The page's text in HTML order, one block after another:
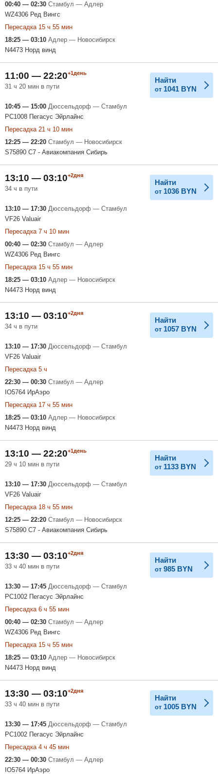
00:40 — 02:30 Стамбул — Адлер
WZ4306 Ред Вингс
Пересадка 15 ч 55 мин
18:25 — 03:10 Адлер — Новосибирск
N4473 Норд винд
11:00 — 22:20+1день
31 ч 20 мин в пути
Найти
от 1041 BYN
10:45 — 15:00 Дюссельдорф — Стамбул
PC1008 Пегасус Эйрлайнс
Пересадка 21 ч 10 мин
12:25 — 22:20 Стамбул — Новосибирск
S75890 С7 - Авиакомпания Сибирь
13:10 — 03:10+2дня
34 ч в пути
Найти
от 1036 BYN
13:10 — 17:30 Дюссельдорф — Стамбул
VF26 Valuair
Пересадка 7 ч 10 мин
00:40 — 02:30 Стамбул — Адлер
WZ4306 Ред Вингс
Пересадка 15 ч 55 мин
18:25 — 03:10 Адлер — Новосибирск
N4473 Норд винд
13:10 — 03:10+2дня
34 ч в пути
Найти
от 1057 BYN
13:10 — 17:30 Дюссельдорф — Стамбул
VF26 Valuair
Пересадка 5 ч
22:30 — 00:30 Стамбул — Адлер
IO5764 ИрАэро
Пересадка 17 ч 55 мин
18:25 — 03:10 Адлер — Новосибирск
N4473 Норд винд
13:10 — 22:20+1день
29 ч 10 мин в пути
Найти
от 1133 BYN
13:10 — 17:30 Дюссельдорф — Стамбул
VF26 Valuair
Пересадка 18 ч 55 мин
12:25 — 22:20 Стамбул — Новосибирск
S75890 С7 - Авиакомпания Сибирь
13:30 — 03:10+2дня
33 ч 40 мин в пути
Найти
от 985 BYN
13:30 — 17:45 Дюссельдорф — Стамбул
PC1002 Пегасус Эйрлайнс
Пересадка 6 ч 55 мин
00:40 — 02:30 Стамбул — Адлер
WZ4306 Ред Вингс
Пересадка 15 ч 55 мин
18:25 — 03:10 Адлер — Новосибирск
N4473 Норд винд
13:30 — 03:10+2дня
33 ч 40 мин в пути
Найти
от 1005 BYN
13:30 — 17:45 Дюссельдорф — Стамбул
PC1002 Пегасус Эйрлайнс
Пересадка 4 ч 45 мин
22:30 — 00:30 Стамбул — Адлер
IO5764 ИрАэро